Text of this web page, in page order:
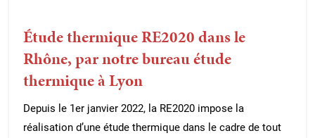
Étude thermique RE2020 dans le
Rhône, par notre bureau étude
thermique à Lyon
Depuis le 1er janvier 2022, la RE2020 impose la
réalisation d’une étude thermique dans le cadre de tout